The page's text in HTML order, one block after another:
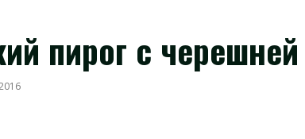
пирог с черешней